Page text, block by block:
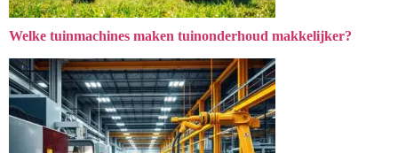
Welke tuinmachines maken tuinonderhoud makkelijker?